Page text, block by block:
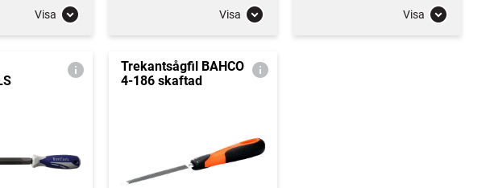
Visa Visa Visa
Trekantsågfil BAHCO
4-186 skaftad